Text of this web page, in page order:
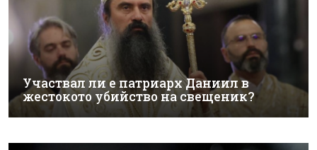
Участвал ли е патриарх Даниил в
жестокото убийство на свещеник?